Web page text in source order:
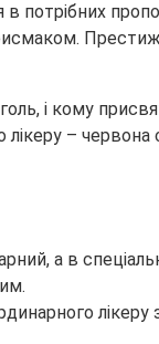
потрібних
і кому
–
а в
лікеру